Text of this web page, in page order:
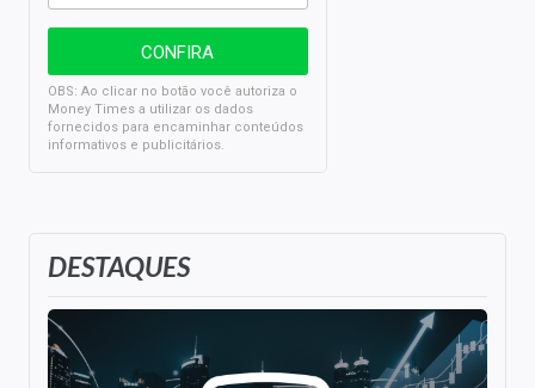
DESTAQUES
OBS: Ao clicar no botão você autoriza o
Money Times a utilizar os dados
fornecidos para encaminhar conteúdos
informativos e publicitários.